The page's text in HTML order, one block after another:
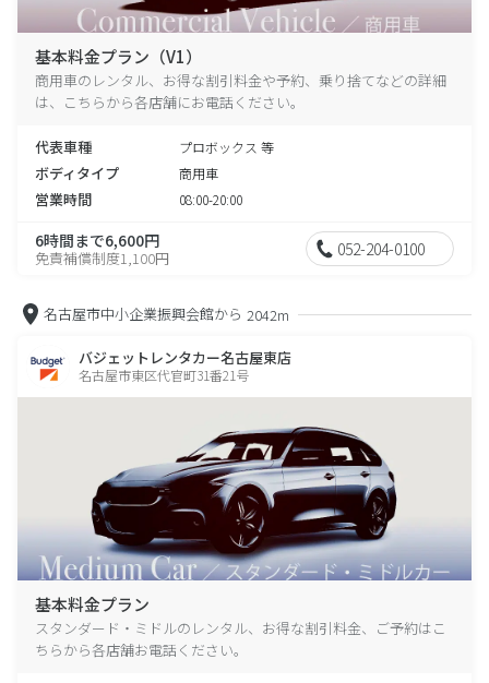
基本料金プラン（V1）
商用車のレンタル、お得な割引料金や予約、乗り捨てなどの詳細
は、こちらから各店舗にお電話ください。
代表車種 プロボックス 等
ボディタイプ 商用車
営業時間 08:00-20:00
6時間まで6,600円
免責補償制度1,100円 052-204-0100
名古屋市中小企業振興会館から 2042m
バジェットレンタカー名古屋東店
名古屋市東区代官町31番21号
基本料金プラン
スタンダード・ミドルのレンタル、お得な割引料金、ご予約はこ
ちらから各店舗お電話ください。